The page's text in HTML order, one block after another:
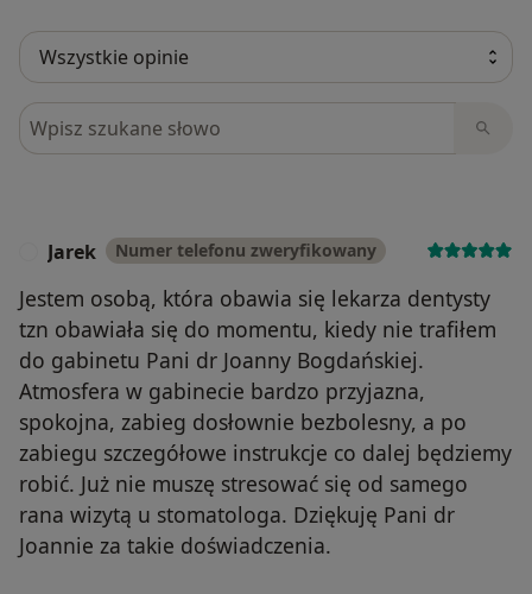
Szukaj w opiniach
Jarek Numer telefonu zweryfikowany
Jestem osobą, która obawia się lekarza dentysty
tzn obawiała się do momentu, kiedy nie trafiłem
do gabinetu Pani dr Joanny Bogdańskiej.
Atmosfera w gabinecie bardzo przyjazna,
spokojna, zabieg dosłownie bezbolesny, a po
zabiegu szczegółowe instrukcje co dalej będziemy
robić. Już nie muszę stresować się od samego
rana wizytą u stomatologa. Dziękuję Pani dr
Joannie za takie doświadczenia.